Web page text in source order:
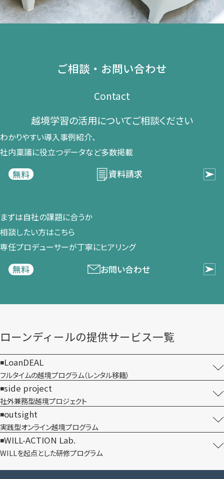
ご相談・お問い合わせ
Contact
越境学習の​活用に​ついて​ご相談ください​
わかりやすい導入事例紹介、​
社内稟議に​役立つデータなど​多数掲載
無料
資料請求
まずは​自社の​課題に​合うか​
相談したい方は​こちら
専任プロデューサーが​丁寧に​ヒアリング
無料
お問い合わせ
ローンディールの​提供サービス一覧
LoanDEAL
フルタイムの越境プログラム​（レンタル移籍）
side project
社外兼務型​越境プロジェクト
outsight
実践型オンライン​越境プログラム
WILL-ACTION Lab.
WILLを​起点とした​研修プログラム